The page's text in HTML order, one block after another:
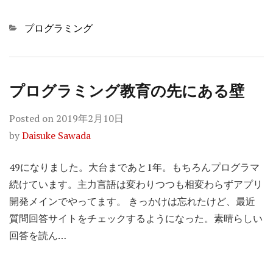
Categories
プログラミング
プログラミング教育の先にある壁
Posted on 2019年2月10日
byDaisuke Sawada
49になりました。大台まであと1年。もちろんプログラマ
続けています。主力言語は変わりつつも相変わらずアプリ
開発メインでやってます。 きっかけは忘れたけど、最近
質問回答サイトをチェックするようになった。素晴らしい
回答を読ん…